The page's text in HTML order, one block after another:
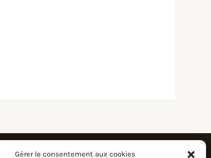
Gérer le consentement aux cookies